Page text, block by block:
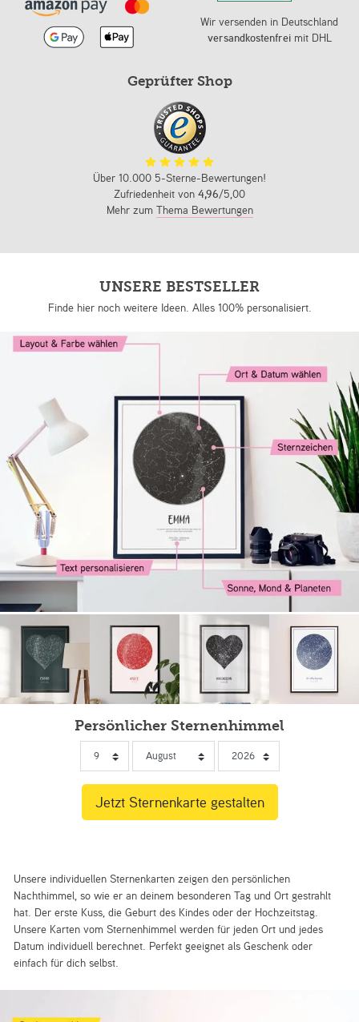
Wir versenden in Deutschland
versandkostenfreimit DHL
Geprüfter Shop
Über 10.000 5-Sterne-Bewertungen!
Zufriedenheit von 4,96/5,00
Mehr zum Thema Bewertungen
UNSERE BESTSELLER
Finde hier noch weitere Ideen. Alles 100% personalisiert.
Persönlicher Sternenhimmel
Unsere individuellen Sternenkarten zeigen den persönlichen
Nachthimmel, so wie er an deinem besonderen Tag und Ort gestrahlt
hat. Der erste Kuss, die Geburt des Kindes oder der Hochzeitstag.
Unsere Karten vom Sternenhimmel werden für jeden Ort und jedes
Datum individuell berechnet. Perfekt geeignet als Geschenk oder
einfach für dich selbst.